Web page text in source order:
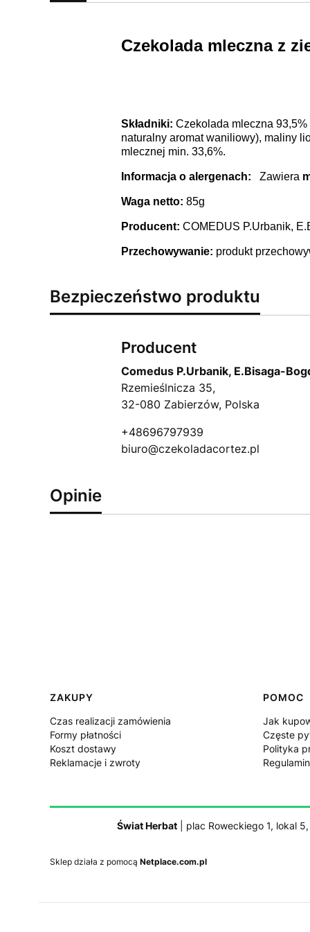
Czekolada mleczna z
Składniki: Czekolada mleczna
naturalny aromat waniliowy), maliny
mlecznej min. 33,6%.
Informacja o alergenach: Zawiera
Waga netto: 85g
Producent: COMEDUS P.Urbanik,
Przechowywanie: produkt
Bezpieczeństwo produktu
Producent
Comedus P.Urbanik, E.Bisaga-
Rzemieślnicza 35,
32-080 Zabierzów, Polska
+48696797939
biuro@czekoladacortez.pl
Opinie
Linki w stopce
ZAKUPY
Czas realizacji zamówienia
Formy płatności
Koszt dostawy
Reklamacje i zwroty
POMOC
Jak
Częste
Polityka
Świat Herbat| plac Roweckiego 1, lokal
Sklep działa z pomocą Netplace.com.pl